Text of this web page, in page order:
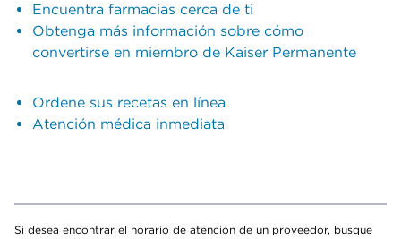
Encuentra farmacias cerca de ti
Obtenga más información sobre cómo
convertirse en miembro de Kaiser Permanente
Ordene sus recetas en línea
Atención médica inmediata
Si desea encontrar el horario de atención de un proveedor, busque